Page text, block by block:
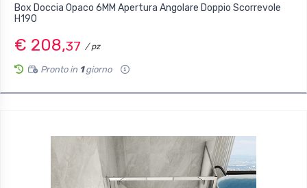
Box Doccia Opaco 6MM Apertura Angolare Doppio Scorrevole
H190
€ 208,37 / pz
Pronto in 1giorno